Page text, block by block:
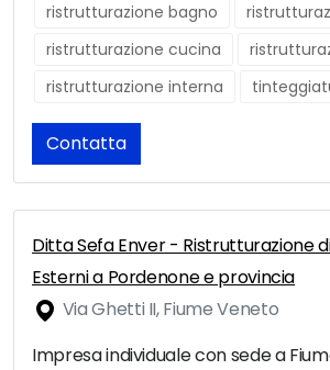
ristrutturazione bagno
ristrutturazione cucina
ristrutturazione interna
Contatta
Ditta Sefa Enver - Ristrutturazione
Esterni a Pordenone e provincia
Via Ghetti II, Fiume Veneto
Impresa individuale con sede a